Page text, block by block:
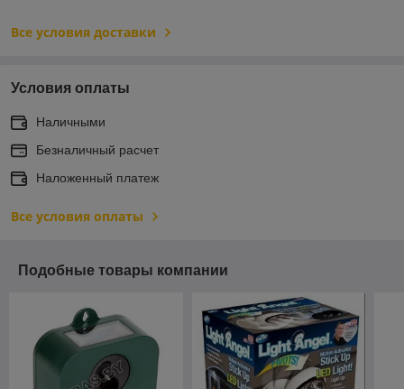
Все условия доставки
Условия оплаты
Наличными
Безналичный расчет
Наложенный платеж
Все условия оплаты
Подобные товары компании